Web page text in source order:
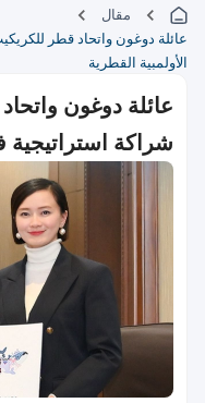
مقال
عائلة دوغون واتحاد قطر
الأولمبية القطرية
عائلة دوغون
شراكة استراتيجية